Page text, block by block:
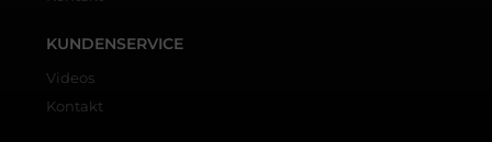
KUNDENSERVICE
Videos
Kontakt